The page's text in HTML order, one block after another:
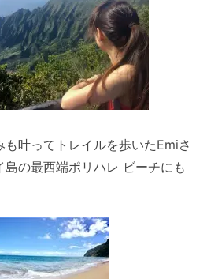
も叶ってトレイルを歩いたEmiさ
島の最西端ポリハレ ビーチにも